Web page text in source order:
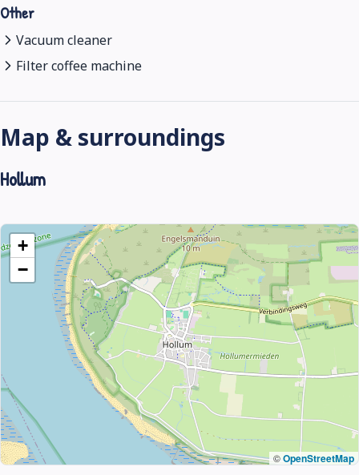
Other
Vacuum cleaner
Filter coffee machine
Map & surroundings
Hollum
+
−
©OpenStreetMap